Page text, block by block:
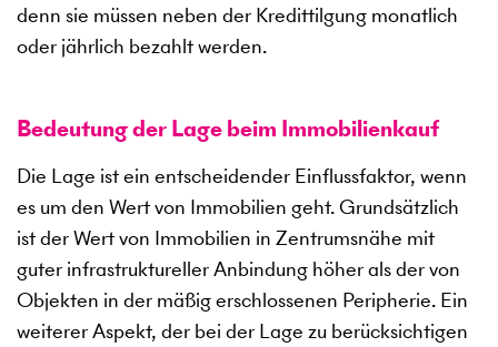
denn sie müssen neben der Kredittilgung monatlich
oder jährlich bezahlt werden.
Bedeutung der Lage beim Immobilienkauf
Die Lage ist ein entscheidender Einflussfaktor, wenn
es um den Wert von Immobilien geht. Grundsätzlich
ist der Wert von Immobilien in Zentrumsnähe mit
guter infrastruktureller Anbindung höher als der von
Objekten in der mäßig erschlossenen Peripherie. Ein
weiterer Aspekt, der bei der Lage zu berücksichtigen